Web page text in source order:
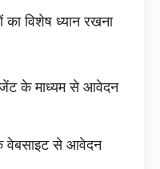
का विशेष ध्यान रखना
के माध्यम से आवेदन
वेबसाइट से आवेदन